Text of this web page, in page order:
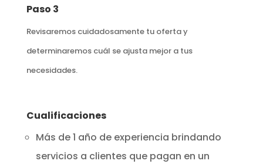
Paso 3
Revisaremos cuidadosamente tu oferta y
determinaremos cuál se ajusta mejor a tus
necesidades.
Cualificaciones
Más de 1 año de experiencia brindando
servicios a clientes que pagan en un